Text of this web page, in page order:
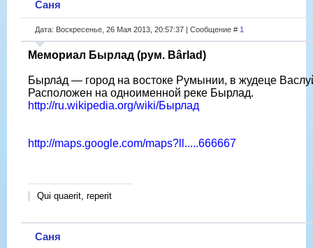
Саня
Дата: Воскресенье, 26 Мая 2013, 20:57:37 | Сообщение # 1
Мемориал Бырлад (рум. Bârlad)
Бырла́д — город на востоке Румынии, в жудеце
Расположен на одноименной реке Бырлад.
http://ru.wikipedia.org/wiki/Бырлад
http://maps.google.com/maps?ll.....666667
Qui quaerit, reperit
Саня